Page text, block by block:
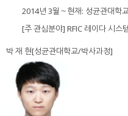
2014년 3월～현재: 성균관대학
[주 관심분야] RFIC 레이다 시스
박 재 현[성균관대학교/박사과정]